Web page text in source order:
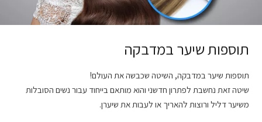
תוספות שיער במדבקה
תוספות שיער במדבקה, השיטה שכבשה את העולם!
שיטה זאת נחשבת לפתרון חדשני והוא מותאם בייחוד עבור נשים הסובלות
משיער דליל ורוצות להאריך או לעבות את שיערן.